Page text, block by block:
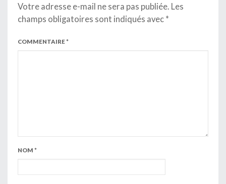
Votre adresse e-mail ne sera pas publiée. Les
champs obligatoires sont indiqués avec *
COMMENTAIRE*
NOM *